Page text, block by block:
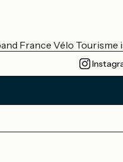
France Vélo